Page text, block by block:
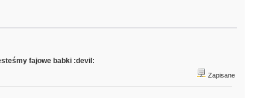
fajowe babki :devil:
Zapisane